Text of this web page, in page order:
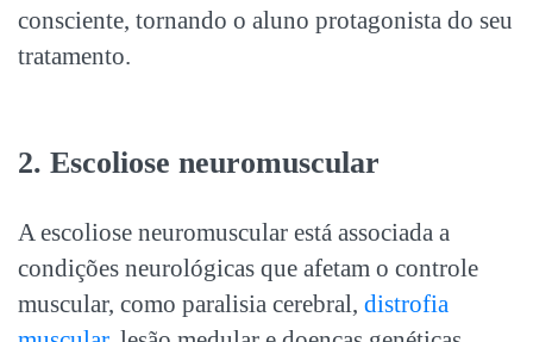
consciente, tornando o aluno protagonista do seu
tratamento.
2. Escoliose neuromuscular
A escoliose neuromuscular está associada a
condições neurológicas que afetam o controle
muscular, como paralisia cerebral, distrofia